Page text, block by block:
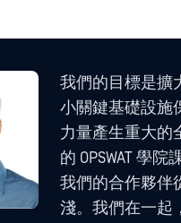
我們的目標是擴
小關鍵基礎設施
力量產生重大的
的 OPSWAT 學
我們的合作夥伴
淺。我們在一起